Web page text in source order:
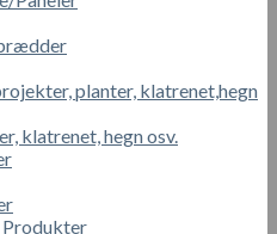
planter, klatrenet,hegn
klatrenet, hegn osv.
Produkter